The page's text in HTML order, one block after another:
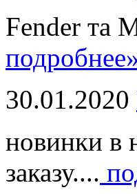
Fender та
30.01.2020
новинки в
заказу....